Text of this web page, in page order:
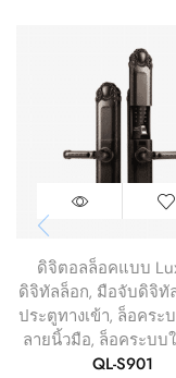
ดิจิตอลล็อคแบบ
ดิจิทัลล็อก, มือจับดิจิทั
ประตูทางเข้า, ล็อคระ
ลายนิ้วมือ, ล็อคระบบ
QL-S901